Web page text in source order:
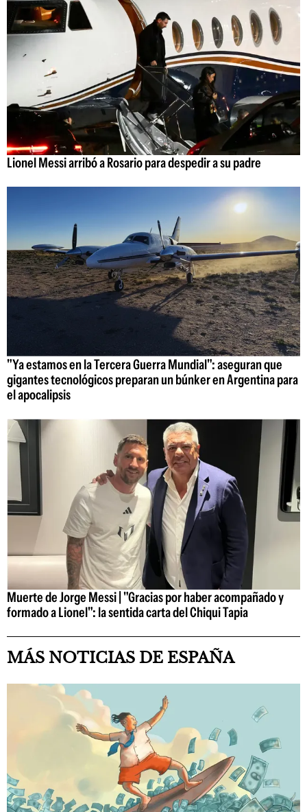
Lionel Messi arribó a Rosario para despedir a su padre
"Ya estamos en la Tercera Guerra Mundial": aseguran que
gigantes tecnológicos preparan un búnker en Argentina para
el apocalipsis
Muerte de Jorge Messi | "Gracias por haber acompañado y
formado a Lionel": la sentida carta del Chiqui Tapia
MÁS NOTICIAS DE ESPAÑA